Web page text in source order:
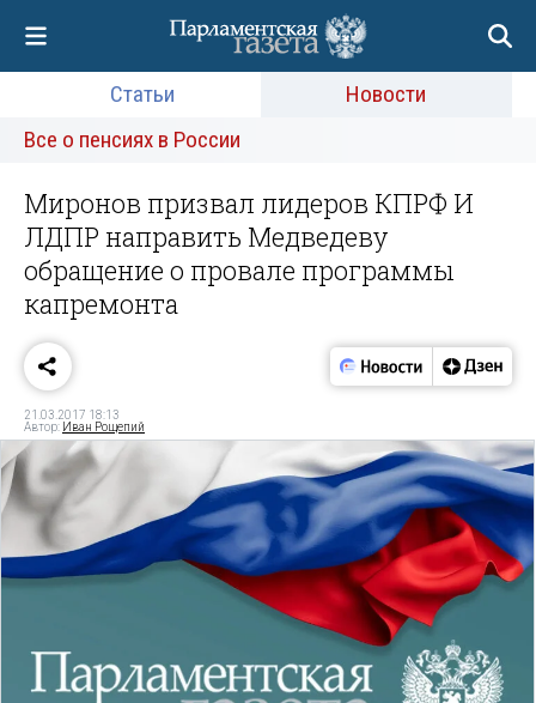
Статьи
Новости
Все о пенсиях в России
Миронов призвал лидеров КПРФ И
ЛДПР направить Медведеву
обращение о провале программы
капремонта
21.03.2017 18:13
Автор: Иван Рощепий